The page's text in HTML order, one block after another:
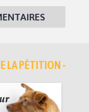
LA PÉTITION -